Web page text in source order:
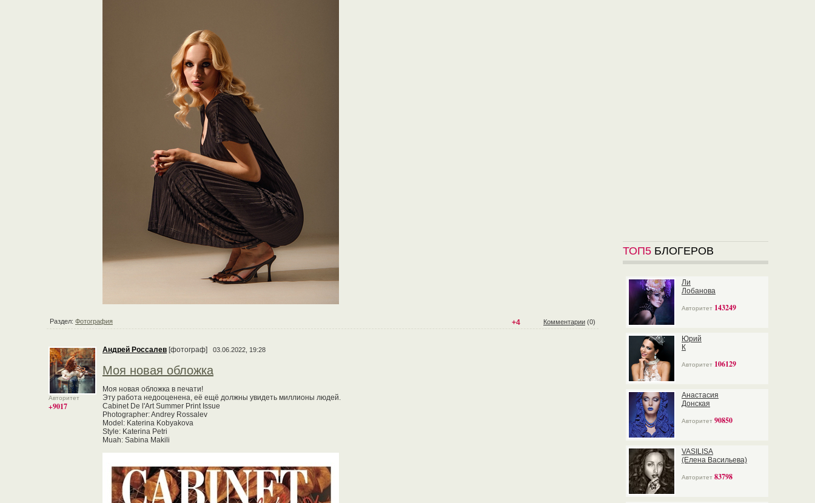
+4 Комментарии (0)
Раздел: Фотография
Авторитет
+9017
Андрей Россалев [фотограф] 03.06.2022, 19:28
Моя новая обложка
Моя новая обложка в печати!
Эту работа недооценена, её ещё должны увидеть миллионы людей.
Cabinet De l'Art Summer Print Issue
Photographer: Andrey Rossalev
Model: Katerina Kobyakova
Style: Katerina Petri
Muah: Sabina Makili
ТОП5 БЛОГЕРОВ
Ли
Лобанова
Авторитет 143249
Юрий
К
Авторитет 106129
Анастасия
Донская
Авторитет 90850
VASILISA
(Елена Васильева)
Авторитет 83798